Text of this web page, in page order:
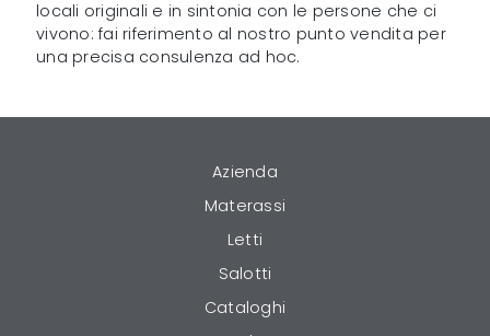
locali originali e in sintonia con le persone che ci
vivono: fai riferimento al nostro punto vendita per
una precisa consulenza ad hoc.
Azienda
Materassi
Letti
Salotti
Cataloghi